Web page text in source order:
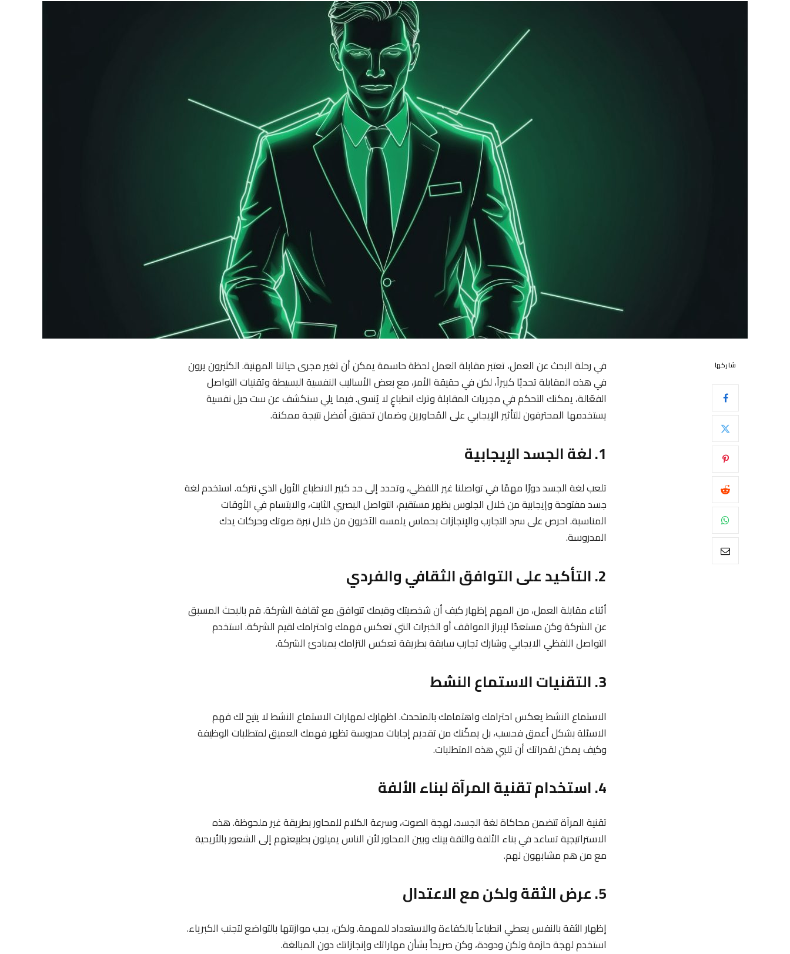
شاركها
في رحلة البحث عن العمل، تعتبر مقابلة العمل لحظة حاسمة يمكن أن تغير مجرى حياتنا المهنية. الكثيرون يرون
في هذه المقابلة تحديًا كبيراً، لكن في حقيقة الأمر، مع بعض الأساليب النفسية البسيطة وتقنيات التواصل
الفعّالة، يمكنك التحكم في مجريات المقابلة وترك انطباعٍ لا يُنسى. فيما يلي سنكشف عن ست حيل نفسية
يستخدمها المحترفون للتأثير الإيجابي على المُحاورين وضمان تحقيق أفضل نتيجة ممكنة.
1. لغة الجسد الإيجابية
تلعب لغة الجسد دورًا مهمًا في تواصلنا غير اللفظي، وتحدد إلى حد كبير الانطباع الأول الذي نتركه. استخدم لغة
جسد مفتوحة وإيجابية من خلال الجلوس بظهر مستقيم، التواصل البصري الثابت، والابتسام في الأوقات
المناسبة. احرص على سرد التجارب والإنجازات بحماس يلمسه الآخرون من خلال نبرة صوتك وحركات يدك
المدروسة.
2. التأكيد على التوافق الثقافي والفردي
أثناء مقابلة العمل، من المهم إظهار كيف أن شخصيتك وقيمك تتوافق مع ثقافة الشركة. قم بالبحث المسبق
عن الشركة وكن مستعدًا لإبراز المواقف أو الخبرات التي تعكس فهمك واحترامك لقيم الشركة. استخدم
التواصل اللفظي الايجابي وشارك تجارب سابقة بطريقة تعكس التزامك بمبادئ الشركة.
3. التقنيات الاستماع النشط
الاستماع النشط يعكس احترامك واهتمامك بالمتحدث. اظهارك لمهارات الاستماع النشط لا يتيح لك فهم
الاسئلة بشكل أعمق فحسب، بل يمكّنك من تقديم إجابات مدروسة تظهر فهمك العميق لمتطلبات الوظيفة
وكيف يمكن لقدراتك أن تلبي هذه المتطلبات.
4. استخدام تقنية المرآة لبناء الألفة
تقنية المرآة تتضمن محاكاة لغة الجسد، لهجة الصوت، وسرعة الكلام للمحاور بطريقة غير ملحوظة. هذه
الاستراتيجية تساعد في بناء الألفة والثقة بينك وبين المحاور لأن الناس يميلون بطبيعتهم إلى الشعور بالأريحية
مع من هم مشابهون لهم.
5. عرض الثقة ولكن مع الاعتدال
إظهار الثقة بالنفس يعطي انطباعاً بالكفاءة والاستعداد للمهمة. ولكن، يجب موازنتها بالتواضع لتجنب الكبرياء.
استخدم لهجة حازمة ولكن ودودة، وكن صريحاً بشأن مهاراتك وإنجازاتك دون المبالغة.